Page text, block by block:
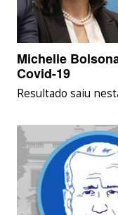
Michelle
Covid-19
Resultado saiu